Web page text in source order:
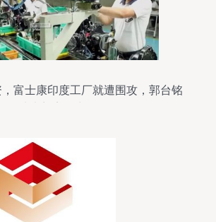
富士康印度工厂就遭围攻，郭台铭